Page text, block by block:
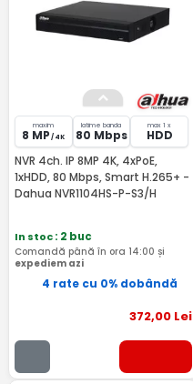
maxim
8 MP / 4K
latime banda
80 Mbps
max 1 x
HDD
NVR 4ch. IP 8MP 4K, 4xPoE,
1xHDD, 80 Mbps, Smart H.265+ -
Dahua NVR1104HS-P-S3/H
In stoc: 2 buc
Comandă până în ora 14:00 și
expediem azi
4 rate cu 0% dobândă
372,00Lei